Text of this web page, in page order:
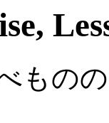
もの